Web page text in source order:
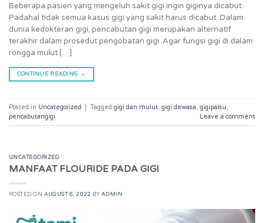
Beberapa pasien yang mengeluh sakit gigi ingin giginya dicabut.
Padahal tidak semua kasus gigi yang sakit harus dicabut. Dalam
dunia kedokteran gigi, pencabutan gigi merupakan alternatif
terakhir dalam prosedut pengobatan gigi. Agar fungsi gigi di dalam
rongga mulut […]
CONTINUE READING →
Posted in Uncategorized | Tagged gigi dan mulut, gigi dewasa, gigipalsu,
pencabutangigi
Leave a comment
UNCATEGORIZED
MANFAAT FLOURIDE PADA GIGI
POSTED ON AUGUST 6, 2022 BY ADMIN